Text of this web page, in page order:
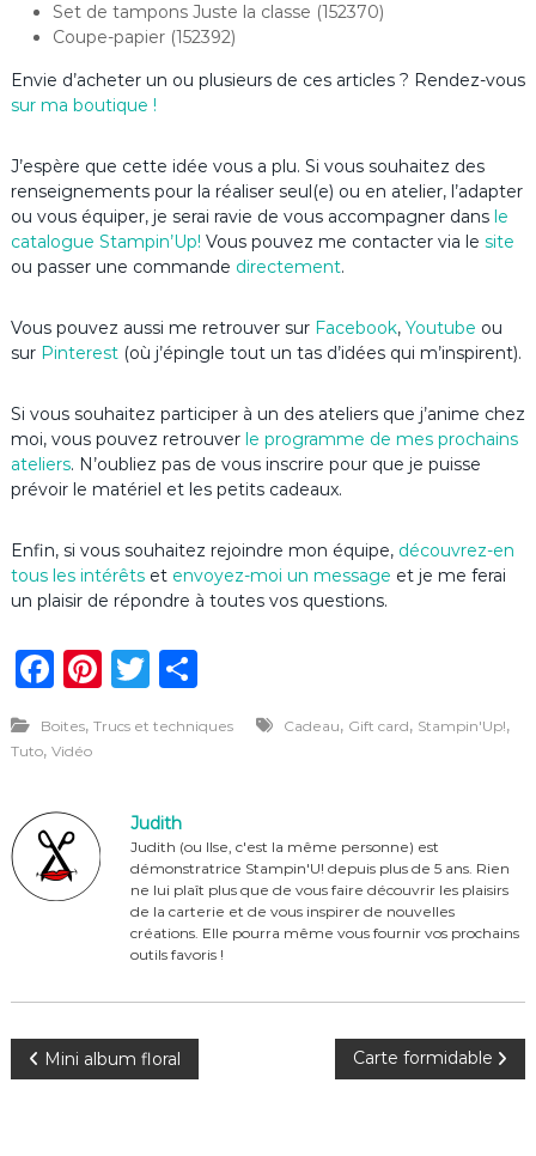
Set de tampons Juste la classe (152370)
Coupe-papier (152392)
Envie d’acheter un ou plusieurs de ces articles ? Rendez-vous
sur ma boutique !
J’espère que cette idée vous a plu. Si vous souhaitez des
renseignements pour la réaliser seul(e) ou en atelier, l’adapter
ou vous équiper, je serai ravie de vous accompagner dans le
catalogue Stampin’Up! Vous pouvez me contacter via le site
ou passer une commande directement.
Vous pouvez aussi me retrouver sur Facebook, Youtube ou
sur Pinterest (où j’épingle tout un tas d’idées qui m’inspirent).
Si vous souhaitez participer à un des ateliers que j’anime chez
moi, vous pouvez retrouver le programme de mes prochains
ateliers. N’oubliez pas de vous inscrire pour que je puisse
prévoir le matériel et les petits cadeaux.
Enfin, si vous souhaitez rejoindre mon équipe, découvrez-en
tous les intérêtset envoyez-moi un message et je me ferai
un plaisir de répondre à toutes vos questions.
F
c
b
o
o
Pi
te
st
T
it
r
P
ta
Boites, Trucs et techniques Cadeau, Gift card, Stampin'Up!,
Tuto, Vidéo
Judith
Judith (ou Ilse, c'est la même personne) est
démonstratrice Stampin'U! depuis plus de 5 ans. Rien
ne lui plaît plus que de vous faire découvrir les plaisirs
de la carterie et de vous inspirer de nouvelles
créations. Elle pourra même vous fournir vos prochains
outils favoris !
N Mini album floral Carte formidable